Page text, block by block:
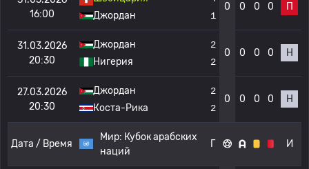
16:00
Джордан
1
0 0 0 0 П
31.03.2026
20:30
Джордан
Нигерия
2
2
0 0 0 0 Н
27.03.2026
20:30
Джордан
Коста-Рика
2
2
0 0 0 0 Н
Дата / Время
Мир: Кубок арабских
наций
Г И